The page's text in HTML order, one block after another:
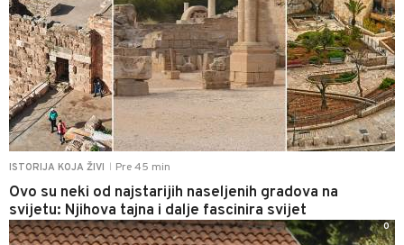
ISTORIJA KOJA ŽIVI Pre 45 min
Ovo su neki od najstarijih naseljenih gradova na
svijetu: Njihova tajna i dalje fascinira svijet
0